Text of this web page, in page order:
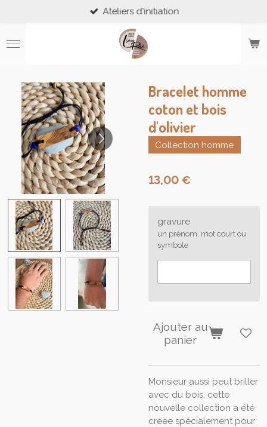
contenu
principal
Ateliers d'initiation
Bracelet homme
coton et bois
d'olivier
Collection homme
13,00 €
gravure
un prénom, mot court ou
symbole
Ajouter au
panier
Monsieur aussi peut briller
avec du bois, cette
nouvelle collection a été
créee spécialement pour